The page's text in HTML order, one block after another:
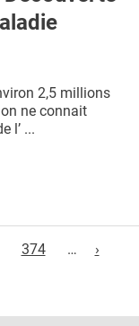
2,5 millions
ne connait
l’ ...
374 … ›